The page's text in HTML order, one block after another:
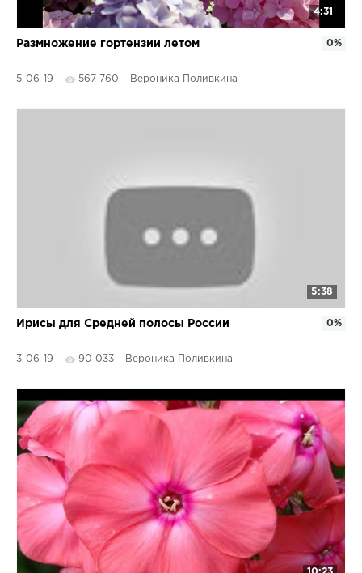
4:31
Размножение гортензии летом
5-06-19 567 760 Вероника Поливкина
0%
5:38
Ирисы для Средней полосы России
3-06-19 90 033 Вероника Поливкина
0%